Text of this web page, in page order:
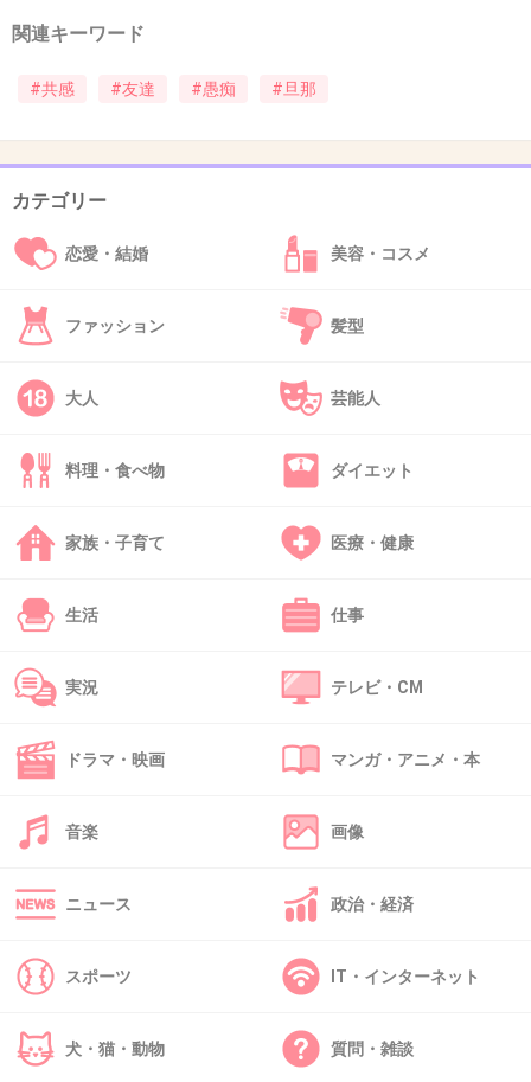
さらに別の既婚男性も、離婚考えてるけど奥さんにまだ話
35. 匿名 2019/04/04(木) 18:56:16
くて、反応に困る
へー、しか言えない
前は真剣に聞いてたけど、今はへーふーんほーの三段活用
結構なモラハラ男で聞けば聞くほど腹が立つんで何それ酷
何時まで経っても改善させようとしない友人に、同じグチ
を延々と垂れ流しに少しイラついてた所に。
た」と言ってたらしく、(ﾟДﾟ)ﾊｧ?
ならグチグチ言うんじゃねー！とブチ切れて二度と聞かな
かった。
結局はふんふんと相槌打って○ちゃんは悪くないよーと言っ
く言われると腹が立つという面倒臭い。
傷付いたとのたまった友人とは疎遠になったのでもう聞く
事はないけど、別の友人でも今は相槌しか打たない様にし
てる。
い様なテキトー話をして合わせておく感じ。
特にないよというと人によっては「優しい旦那さんでいい
関連キーワード
#共感 #友達 #愚痴 #旦那
カテゴリー
恋愛・結婚 美容・コスメ
ファッション 髪型
大人 芸能人
料理・食べ物 ダイエット
家族・子育て 医療・健康
生活 仕事
実況 テレビ・CM
ドラマ・映画 マンガ・アニメ・本
音楽 画像
ニュース 政治・経済
スポーツ IT・インターネット
犬・猫・動物 質問・雑談